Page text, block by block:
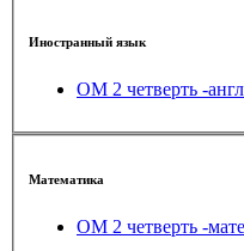
Иностранный язык
ОМ 2 четверть -
Математика
ОМ 2 четверть -